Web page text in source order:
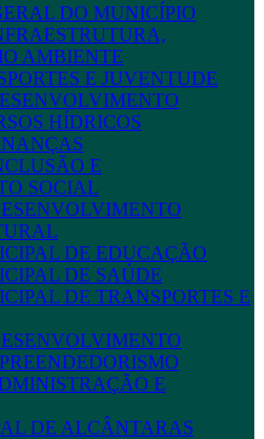
DO MUNICÍPIO
AMBIENTE
E JUVENTUDE
HÍDRICOS
E
SOCIAL
DE EDUCAÇÃO
DE SAÚDE
DE TRANSPORTES E
E
DE ALCÂNTARAS